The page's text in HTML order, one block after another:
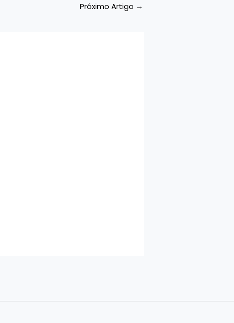
Próximo Artigo →